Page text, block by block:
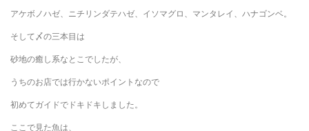
アケボノハゼ、ニチリンダテハゼ、イソマグロ、マンタレイ、ハナゴンベ。
そして〆の三本目は
砂地の癒し系なとこでしたが、
うちのお店では行かないポイントなので
初めてガイドでドキドキしました。
ここで見た魚は、